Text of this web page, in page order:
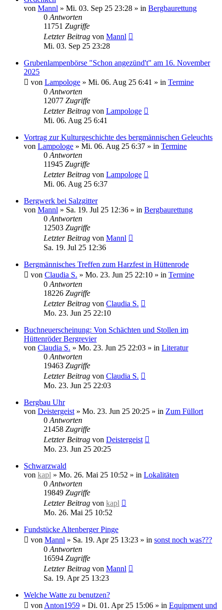
von Mannl » Mi. 03. Sep 25 23:28 » in Bergbaurettung
0 Antworten
11751 Zugriffe
Letzter Beitrag von Mannl
Mi. 03. Sep 25 23:28
Grubenlampenbörse "Schon angezünd't" am 16. November
2025
von Lampologe » Mi. 06. Aug 25 6:41 » in Termine
0 Antworten
12077 Zugriffe
Letzter Beitrag von Lampologe
Mi. 06. Aug 25 6:41
Vortrag zur Kulturgeschichte des bergmännischen Geleuchts
von Lampologe » Mi. 06. Aug 25 6:37 » in Termine
0 Antworten
11945 Zugriffe
Letzter Beitrag von Lampologe
Mi. 06. Aug 25 6:37
Bergwerk bei Salzgitter
von Mannl » Sa. 19. Jul 25 12:36 » in Bergbaurettung
0 Antworten
12503 Zugriffe
Letzter Beitrag von Mannl
Sa. 19. Jul 25 12:36
Bergmännisches Treffen zum Harzfest in Hüttenrode
von Claudia S. » Mo. 23. Jun 25 22:10 » in Termine
0 Antworten
18226 Zugriffe
Letzter Beitrag von Claudia S.
Mo. 23. Jun 25 22:10
Buchneuerscheinung: Von Schächten und Stollen im
Hüttenröder Bergrevier
von Claudia S. » Mo. 23. Jun 25 22:03 » in Literatur
0 Antworten
19463 Zugriffe
Letzter Beitrag von Claudia S.
Mo. 23. Jun 25 22:03
Bergbau Uhr
von Deistergeist » Mo. 23. Jun 25 20:25 » in Zum Füllort
0 Antworten
21458 Zugriffe
Letzter Beitrag von Deistergeist
Mo. 23. Jun 25 20:25
Schwarzwald
von kapl » Mo. 26. Mai 25 10:52 » in Lokalitäten
0 Antworten
19849 Zugriffe
Letzter Beitrag von kapl
Mo. 26. Mai 25 10:52
Fundstücke Altenberger Pinge
von Mannl » Sa. 19. Apr 25 13:23 » in sonst noch was???
0 Antworten
16594 Zugriffe
Letzter Beitrag von Mannl
Sa. 19. Apr 25 13:23
Welche Watte zu benutzen?
von Anton1959 » Di. 01. Apr 25 15:06 » in Equipment und